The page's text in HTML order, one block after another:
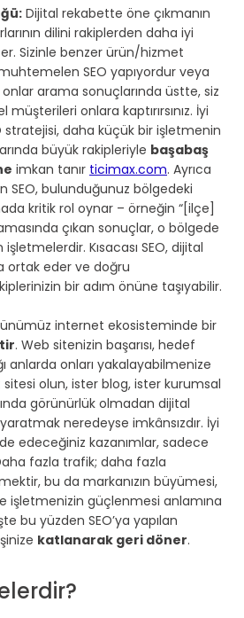
Dijital rekabette öne çıkmanın
dilini rakiplerden daha iyi
Sizinle benzer ürün/hizmet
SEO yapıyordur veya
onlar arama sonuçlarında üstte, siz
müşterileri onlara kaptırırsınız. İyi
stratejisi, daha küçük bir işletmenin
büyük rakipleriyle başabaş
imkan tanır ticimax.com. Ayrıca
SEO, bulunduğunuz bölgedeki
kritik rol oynar – örneğin “[ilçe]
çıkan sonuçlar, o bölgede
işletmelerdir. Kısacası SEO, dijital
ortak eder ve doğru
bir adım önüne taşıyabilir.
internet ekosisteminde bir
. Web sitenizin başarısı, hedef
anlarda onları yakalayabilmenize
sitesi olun, ister blog, ister kurumsal
görünürlük olmadan dijital
neredeyse imkânsızdır. İyi
edeceğiniz kazanımlar, sadece
fazla trafik; daha fazla
bu da markanızın büyümesi,
işletmenizin güçlenmesi anlamına
bu yüzden SEO’ya yapılan
katlanarak geri döner.